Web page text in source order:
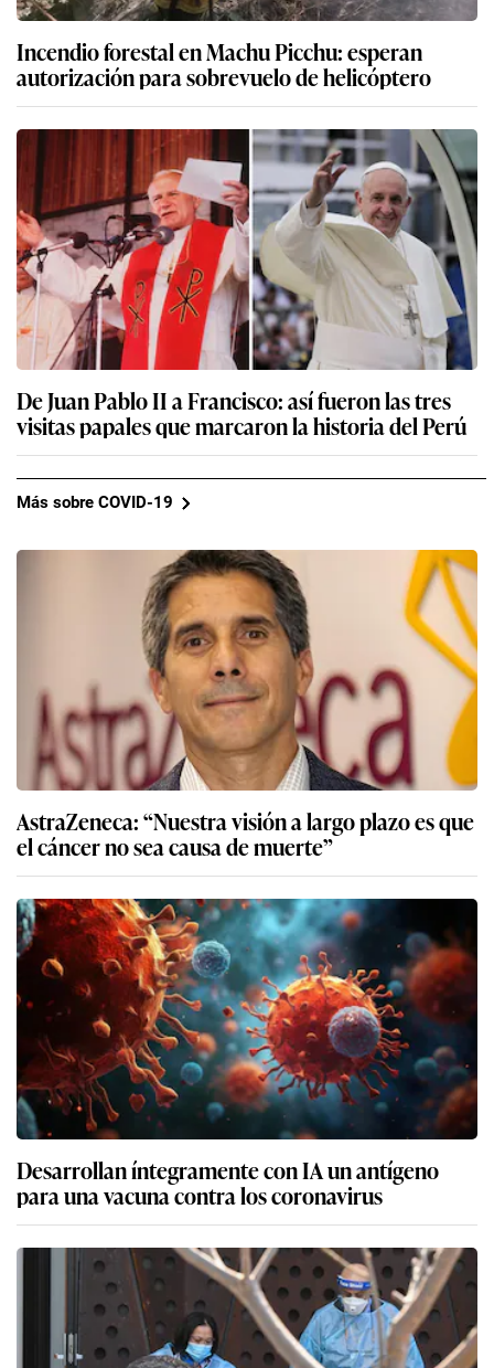
Incendio forestal en Machu Picchu: esperan
autorización para sobrevuelo de helicóptero
De Juan Pablo II a Francisco: así fueron las tres
visitas papales que marcaron la historia del Perú
Más sobre COVID-19
AstraZeneca: “Nuestra visión a largo plazo es que
el cáncer no sea causa de muerte”
Desarrollan íntegramente con IA un antígeno
para una vacuna contra los coronavirus